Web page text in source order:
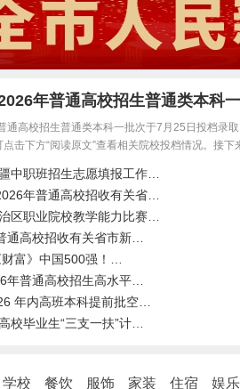
年普通高校招生普通类本科
通高校招生普通类本科一批次于7月25日投档录
击下方“阅读原文”查看相关院校投档情况。接下
中职班招生志愿填报工作…
年普通高校招收有关省…
区职业院校教学能力比赛…
通高校招收有关省市新…
富》中国500强！…
年普通高校招生高水平…
年内高班本科提前批空…
校毕业生“三支一扶”计…
学校 餐饮 服饰 家装 住宿 娱乐